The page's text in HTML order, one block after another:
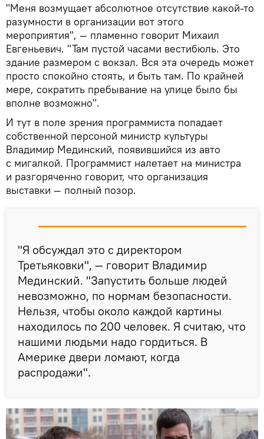
"Меня возмущает абсолютное отсутствие какой-то
разумности в организации вот этого
мероприятия", — пламенно говорит Михаил
Евгеньевич. "Там пустой часами вестибюль. Это
здание размером с вокзал. Вся эта очередь может
просто спокойно стоять, и быть там. По крайней
мере, сократить пребывание на улице было бы
вполне возможно".
И тут в поле зрения программиста попадает
собственной персоной министр культуры
Владимир Мединский, появившийся из авто
с мигалкой. Программист налетает на министра
и разгоряченно говорит, что организация
выставки — полный позор.
"Я обсуждал это с директором
Третьяковки", — говорит Владимир
Мединский. "Запустить больше людей
невозможно, по нормам безопасности.
Нельзя, чтобы около каждой картины
находилось по 200 человек. Я считаю, что
нашими людьми надо гордиться. В
Америке двери ломают, когда
распродажи".